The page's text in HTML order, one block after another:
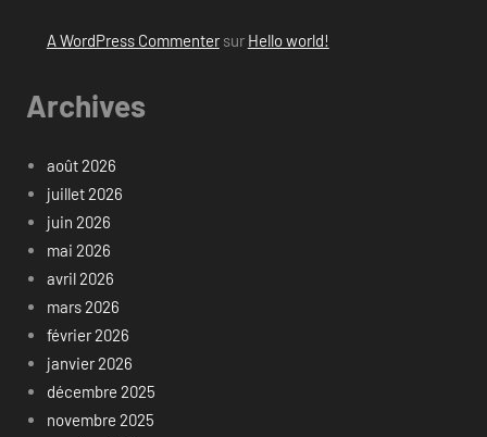
A WordPress Commentersur Hello world!
Archives
août 2026
juillet 2026
juin 2026
mai 2026
avril 2026
mars 2026
février 2026
janvier 2026
décembre 2025
novembre 2025